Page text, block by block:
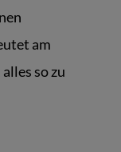
am
so zu